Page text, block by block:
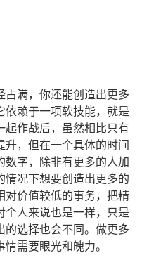
占满，你还能创造出更多
依赖于一项软技能，就是
起作战后，虽然相比只有
升，但在一个具体的时间
数字，除非有更多的人加
情况下想要创造出更多的
对价值较低的事务，把精
个人来说也是一样，只是
的选择也会不同。做更多
需要眼光和魄力。